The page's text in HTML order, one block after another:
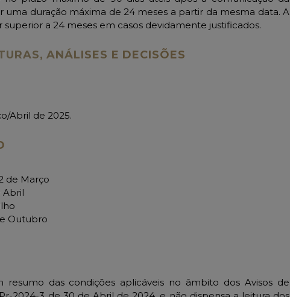
duração máxima de 24 meses a partir da mesma data. A
a 24 meses em casos devidamente justificados.
ANÁLISES E DECISÕES
Abril de 2025.
de Março
Abril
Outubro
das condições aplicáveis no âmbito dos Avisos de